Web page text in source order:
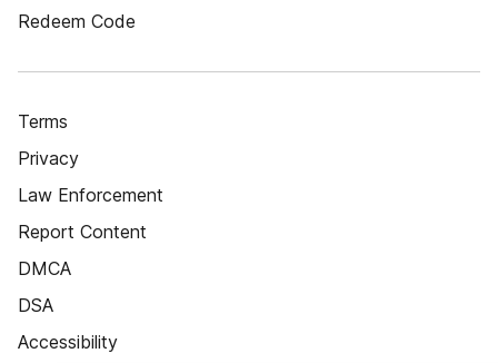
Redeem Code
Terms
Privacy
Law Enforcement
Report Content
DMCA
DSA
Accessibility